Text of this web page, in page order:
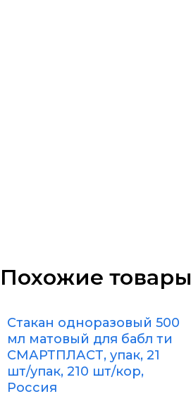
Похожие товары
Стакан одноразовый 500
мл матовый для бабл ти
СМАРТПЛАСТ, упак, 21
шт/упак, 210 шт/кор,
Россия